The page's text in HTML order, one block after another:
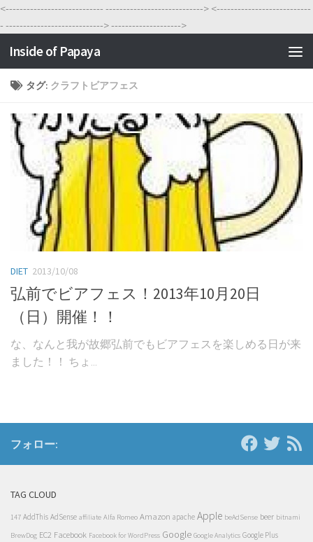
<---------------------------- ----------------------------> <---------------------------
- ---------------------------->-------------------->
Inside of Papaya
タグ: クラフトビアフェス
DIET 2013/10/08
弘前でビアフェス！2013年10月20日
（日）開催！！
な、なんと我が故郷弘前でもビアフェスを楽しめる日が来
ました！！ ちょ...
フォロー:
TAG CLOUD
147 AddThis AdSense affiliate Alfa Romeo Amazon apache Apple beAdSense beer bitnami
BrewDog EC2 Facebook Facebook for WordPress Google Google Analytics Google Plus